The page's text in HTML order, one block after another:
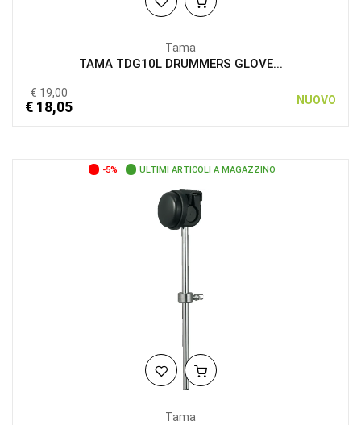
Tama
TAMA TDG10L DRUMMERS GLOVE...
€ 19,00
€ 18,05 NUOVO
-5% ULTIMI ARTICOLI A MAGAZZINO
Tama